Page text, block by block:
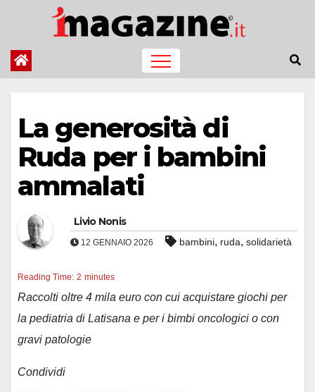
contenuto
La generosità di
Ruda per i bambini
ammalati
Livio Nonis
12 GENNAIO 2026 bambini, ruda, solidarietà
Reading Time: 2 minutes
Raccolti oltre 4 mila euro con cui acquistare giochi per
la pediatria di Latisana e per i bimbi oncologici o con
gravi patologie
Condividi